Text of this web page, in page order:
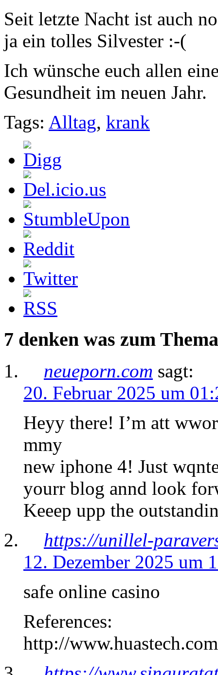
Seit letzte Nacht ist auch
ja ein tolles Silvester :-(
Ich wünsche euch allen
Gesundheit im neuen Jahr.
Tags: Alltag, krank
7 denken was zum
neueporn.com sagt:
20. Februar 2025 um
Heyy there! I’m att
mmy
new iphone 4! Just
yourr blog annd look
Keeep upp the
https://unillel-
12. Dezember 2025 um
safe online casino
References:
http://